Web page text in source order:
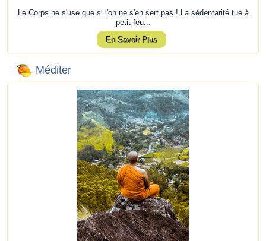
Le Corps ne s'use que si l'on ne s'en sert pas ! La sédentarité tue à
petit feu...
En Savoir Plus
Méditer